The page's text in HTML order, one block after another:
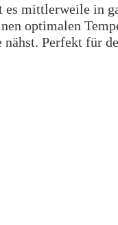
mittlerweile in
optimalen
Perfekt für